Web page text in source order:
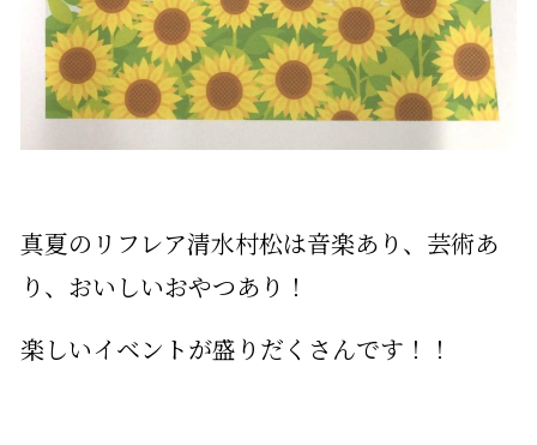
真夏のリフレア清水村松は音楽あり、芸術あ
り、おいしいおやつあり！
楽しいイベントが盛りだくさんです！！